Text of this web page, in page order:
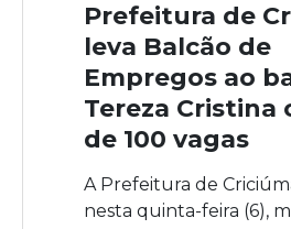
Prefeitura de
leva Balcão de
Empregos ao
Tereza Cristina
de 100 vagas
A Prefeitura de
nesta quinta-feira (6),